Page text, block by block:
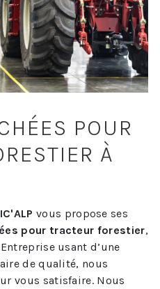
POUR
À
vous propose ses
pour tracteur forestier,
Entreprise usant d’une
de qualité, nous
vous satisfaire. Nous